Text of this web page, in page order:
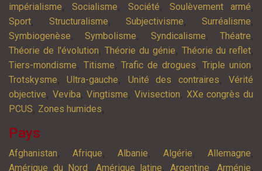
impérialisme,Socialisme, Société, Soulèvement armé,
Sport, Structuralisme,Subjectivisme,Surréalisme,
Symbiogenèse,Symbolisme, Syndicalisme,Théatre,
Théorie de l'évolution,Théorie du génie, Théorie du reflet,
Tiers-mondisme, Titisme,Trafic de drogues,Triple union,
Trotskysme,Ultra-gauche, Unité des contraires,Vérité
objective, Veviba,Vingtisme,Vivisection, XXe congrès du
PCUS, Zones humides,
Pays
Afghanistan, Afrique, Albanie, Algérie, Allemagne,
Amérique du Nord , Amérique latine, Argentine, Arménie,